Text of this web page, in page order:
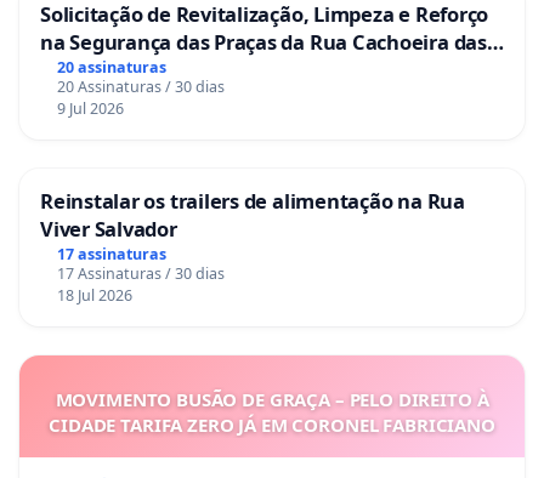
Solicitação de Revitalização, Limpeza e Reforço
na Segurança das Praças da Rua Cachoeira das
Sete Ilhas
20 assinaturas
20 Assinaturas / 30 dias
9 Jul 2026
Reinstalar os trailers de alimentação na Rua
Viver Salvador
17 assinaturas
17 Assinaturas / 30 dias
18 Jul 2026
MOVIMENTO BUSÃO DE GRAÇA – PELO DIREITO À
CIDADE TARIFA ZERO JÁ EM CORONEL FABRICIANO